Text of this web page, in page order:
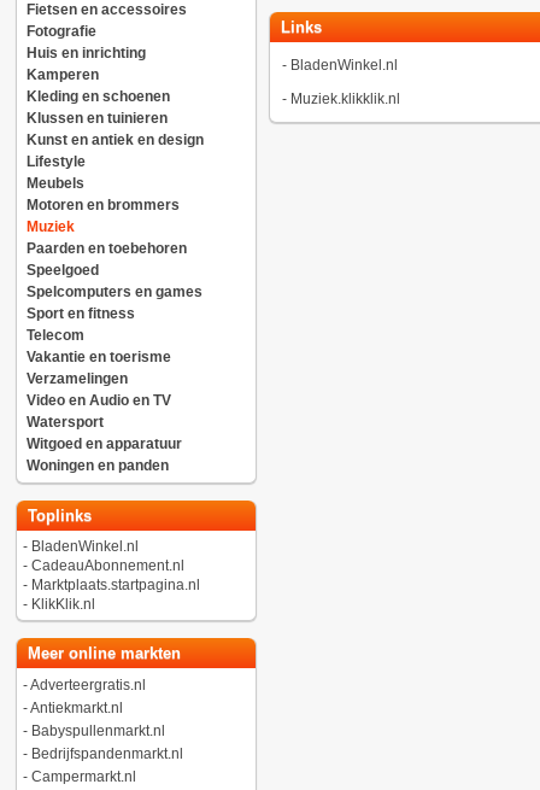
Fietsen en accessoires
Fotografie
Huis en inrichting
Kamperen
Kleding en schoenen
Klussen en tuinieren
Kunst en antiek en design
Lifestyle
Meubels
Motoren en brommers
Muziek
Paarden en toebehoren
Speelgoed
Spelcomputers en games
Sport en fitness
Telecom
Vakantie en toerisme
Verzamelingen
Video en Audio en TV
Watersport
Witgoed en apparatuur
Woningen en panden
Toplinks
- BladenWinkel.nl
- CadeauAbonnement.nl
- Marktplaats.startpagina.nl
- KlikKlik.nl
Meer online markten
-Adverteergratis.nl
-Antiekmarkt.nl
- Babyspullenmarkt.nl
- Bedrijfspandenmarkt.nl
- Campermarkt.nl
Links
- BladenWinkel.nl
- Muziek.klikklik.nl